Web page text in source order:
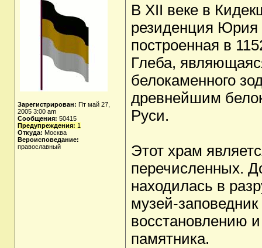
Зарегистрирован: Пт май 27,
2005 3:00 am
Сообщения: 50415
Предупреждения: 1
Откуда: Москва
Вероисповедание:
православный
В XII веке в
резиденция Юрия
построенная в
Глеба,
белокаменного
древнейшим
Руси.
Этот храм
перечисленных.
находилась в
музей-
восстановлению и
памятника.